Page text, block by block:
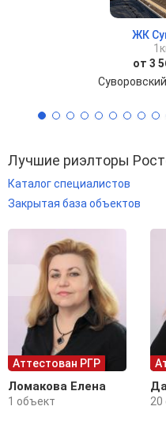
ЖК
от 3
Лучшие риэлторы
Каталог специалистов
Закрытая база объектов
Аттестован РГР
Ломакова Елена
1 объект 20